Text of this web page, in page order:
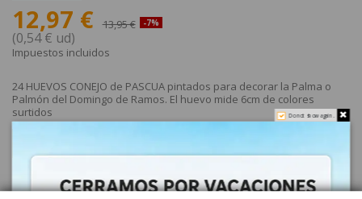
12,97 € 13,95 € -7%
(0,54 € ud)
Impuestos incluidos
24 HUEVOS CONEJO de PASCUA pintados para decorar la Palma o
Palmón del Domingo de Ramos. El huevo mide 6cm de colores
surtidos
Añadir
Do not show again.